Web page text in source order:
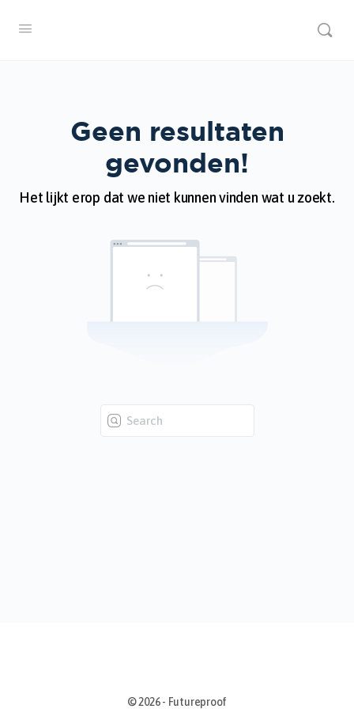
Geen resultaten
gevonden!
Het lijkt erop dat we niet kunnen vinden wat u zoekt.
Zoeken:
© 2026 - Futureproof